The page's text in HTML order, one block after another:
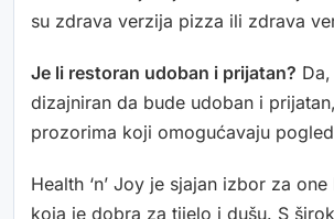
su zdrava verzija pizza ili zdrava
Je li restoran udoban i prijatan?
dizajniran da bude udoban i
prozorima koji omogućavaju
Health ‘n’ Joy je sjajan izbor za
koja je dobra za tijelo i dušu. S